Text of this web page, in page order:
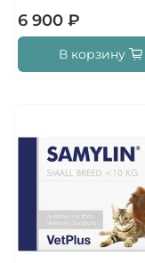
6 900 ₽
В корзину